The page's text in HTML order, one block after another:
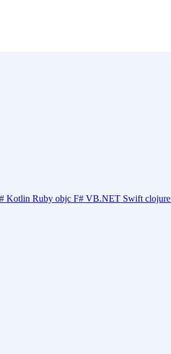
Kotlin Ruby objc F# VB.NET Swift clojure